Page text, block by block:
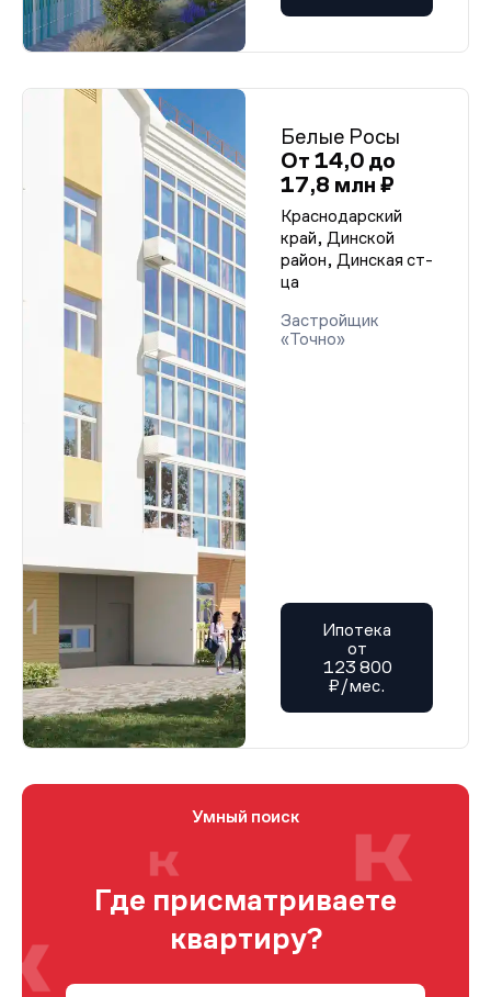
Белые Росы
От 14,0 до
17,8 млн ₽
Краснодарский
край, Динской
район, Динская ст-
ца
Застройщик
«Точно»
Ипотека
от
123 800
₽/мес.
Умный поиск
Где присматриваете
квартиру?